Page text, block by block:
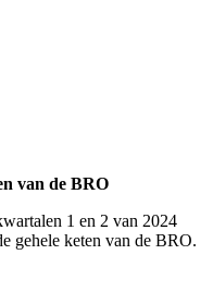
van de BRO
1 en 2 van 2024
gehele keten van de BRO.